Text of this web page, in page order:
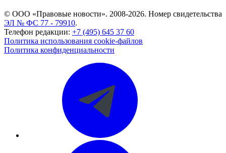
© ООО «Правовые новости». 2008-2026. Номер свидетельства
ЭЛ № ФС 77 - 79910.
Телефон редакции: +7 (495) 645 37 60
Политика использования cookie-файлов
Политика конфиденциальности